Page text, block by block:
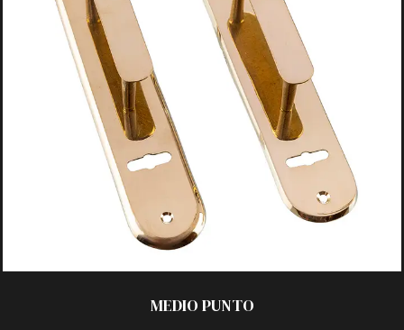
ACABADOS:
_ Pulido
_ Platil
_ Laqueado
_ Satinado
TECNOLOGÍA:
_ C/Chapa 50×220 mm
_ C/Chapa 50×250 mm
MEDIO PUNTO